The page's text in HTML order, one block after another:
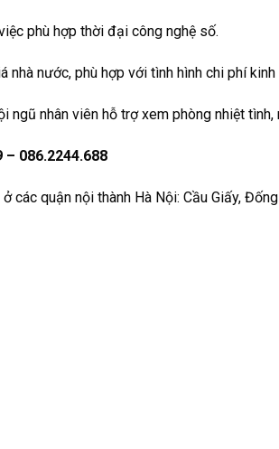
phù hợp thời đại công nghệ số.
nước, phù hợp với tình hình chi phí
ngũ nhân viên hỗ trợ xem phòng nhiệt
– 086.2244.688
các quận nội thành Hà Nội: Cầu Giấy,